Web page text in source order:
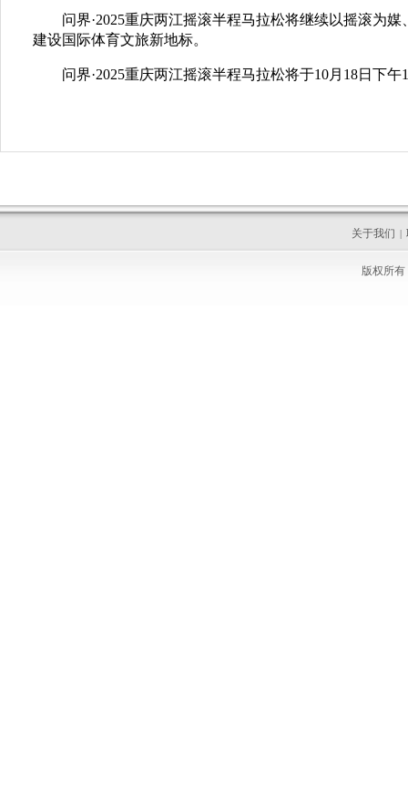
问界·2025重庆两江摇滚半程马拉松将继续以摇滚为
建设国际体育文旅新地标。
问界·2025重庆两江摇滚半程马拉松将于10月18日下
关于我们 |
版权所